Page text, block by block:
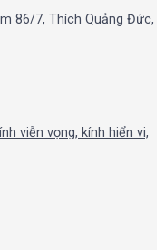
86/7, Thích Quảng Đức,
viễn vọng, kính hiển vi,